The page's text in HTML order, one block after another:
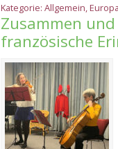
Kategorie: Allgemein
Zusammen
französische